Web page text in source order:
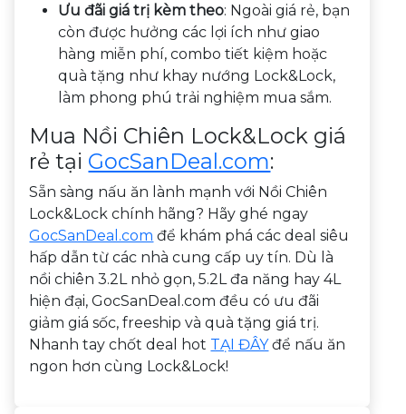
Ưu đãi giá trị kèm theo: Ngoài giá rẻ, bạn
còn được hưởng các lợi ích như giao
hàng miễn phí, combo tiết kiệm hoặc
quà tặng như khay nướng Lock&Lock,
làm phong phú trải nghiệm mua sắm.
Mua Nồi Chiên Lock&Lock giá
rẻ tại GocSanDeal.com:
Sẵn sàng nấu ăn lành mạnh với Nồi Chiên
Lock&Lock chính hãng? Hãy ghé ngay
GocSanDeal.com để khám phá các deal siêu
hấp dẫn từ các nhà cung cấp uy tín. Dù là
nồi chiên 3.2L nhỏ gọn, 5.2L đa năng hay 4L
hiện đại, GocSanDeal.com đều có ưu đãi
giảm giá sốc, freeship và quà tặng giá trị.
Nhanh tay chốt deal hot TẠI ĐÂYđể nấu ăn
ngon hơn cùng Lock&Lock!